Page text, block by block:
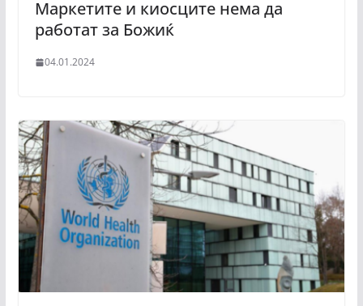
Маркетите и киосците нема да
работат за Божиќ
04.01.2024